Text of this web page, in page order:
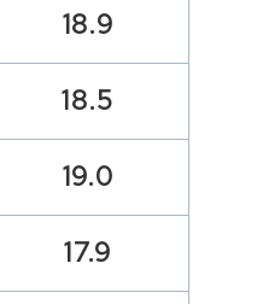
18.9
18.5
19.0
17.9